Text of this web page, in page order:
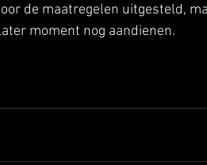
de maatregelen uitgesteld,
moment nog aandienen.